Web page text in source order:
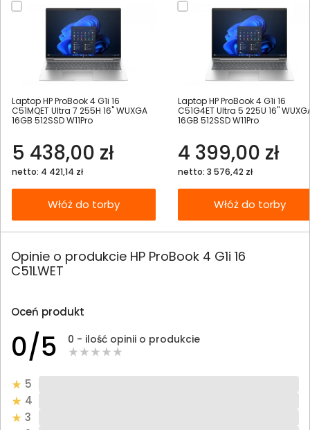
Laptop HP ProBook 4 G1i 16
C51MQET Ultra 7 255H 16" WUXGA
16GB 512SSD W11Pro
5 438,00 zł
netto: 4 421,14 zł
Włóż do torby
Laptop HP ProBook 4 G1i 16
C51G4ET Ultra 5 225U 16"
16GB 512SSD W11Pro
4 399,00 zł
netto: 3 576,42 zł
Włóż do torby
Opinie o produkcie HP ProBook 4 G1i 16
C51LWET
Oceń produkt
0/5 0 - ilość opinii o produkcie
5
4
3